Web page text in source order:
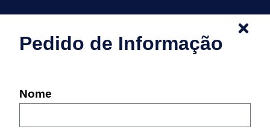
Pedido de Informação
Nome